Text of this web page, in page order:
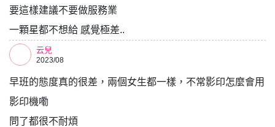
要這樣建議不要做服務業
一顆星都不想給 感覺極差..
云兒
2023/08
早班的態度真的很差，兩個女生都一樣，不常影印怎麼會用
影印機嘞
問了都很不耐煩